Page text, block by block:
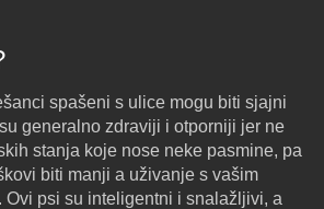
spašeni s ulice mogu biti sjajni
generalno zdraviji i otporniji jer ne
stanja koje nose neke pasmine, pa
biti manji a uživanje s vašim
Ovi psi su inteligentni i snalažljivi, a